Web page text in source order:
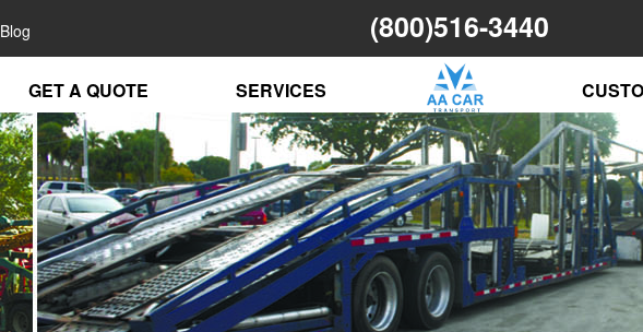
Blog (800)516-3440
GET A QUOTE SERVICES